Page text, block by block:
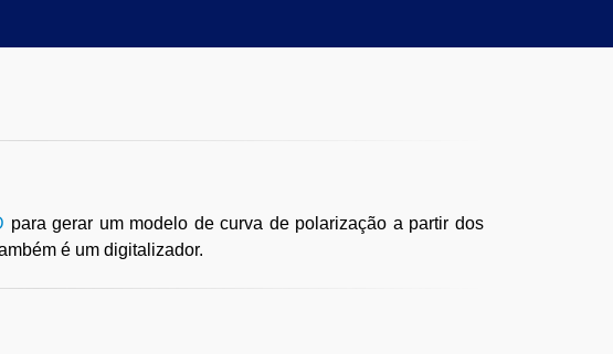
para gerar um modelo de curva de polarização a partir dos
é um digitalizador.